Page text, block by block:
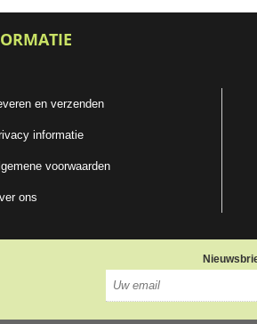
en verzenden
informatie
voorwaarden
ons